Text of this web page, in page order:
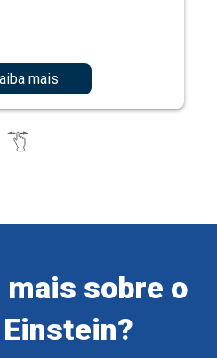
mais
mais sobre o